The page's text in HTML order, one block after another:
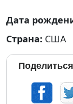
Дата
Страна: США